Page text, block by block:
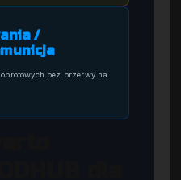
/
bez przerwy na